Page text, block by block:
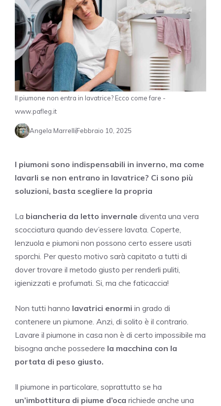
Il piumone non entra in lavatrice? Ecco come fare -
www.pafleg.it
Angela MarrelliFebbraio 10, 2025
I piumoni sono indispensabili in inverno, ma come
lavarli se non entrano in lavatrice? Ci sono più
soluzioni, basta scegliere la propria
La biancheria da letto invernale diventa una vera
scocciatura quando dev’essere lavata. Coperte,
lenzuola e piumoni non possono certo essere usati
sporchi. Per questo motivo sarà capitato a tutti di
dover trovare il metodo giusto per renderli puliti,
igienizzati e profumati. Si, ma che faticaccia!
Non tutti hanno lavatrici enormi in grado di
contenere un piumone. Anzi, di solito è il contrario.
Lavare il piumone in casa non è di certo impossibile ma
bisogna anche possedere la macchina con la
portata di peso giusto.
Il piumone in particolare, soprattutto se ha
un’imbottitura di piume d’oca richiede anche una